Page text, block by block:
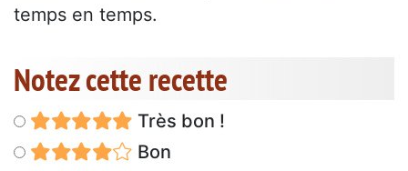
temps en temps.
Notez cette recette
Très bon !
Bon